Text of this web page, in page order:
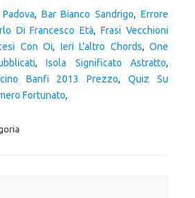
, Bar Bianco Sandrigo,Errore
Di Francesco Età,Frasi Vecchioni
Con Oi, Ieri L'altro Chords, One
,Isola Significato Astratto,
Banfi 2013 Prezzo,Quiz Su
Fortunato,